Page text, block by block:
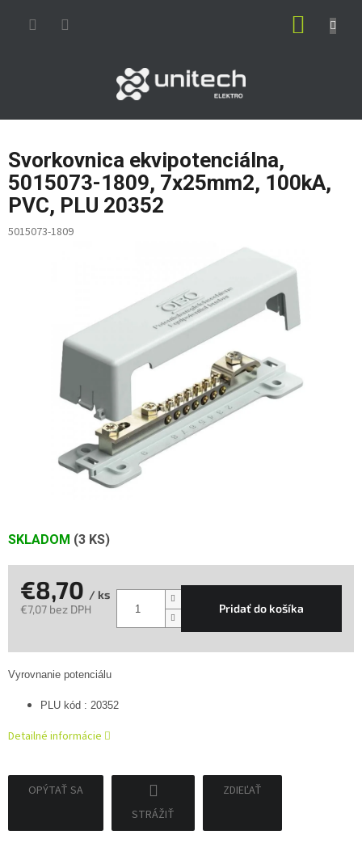
Svorkovnica ekvipotenciálna,
5015073-1809, 7x25mm2, 100kA,
PVC, PLU 20352
5015073-1809
SKLADOM (3 KS)
€8,70 / ks
€7,07 bez DPH
Pridať do košíka
Vyrovnanie potenciálu
PLU kód : 20352
Detailné informácie
OPÝTAŤ SA
STRÁŽIŤ
ZDIEĽAŤ